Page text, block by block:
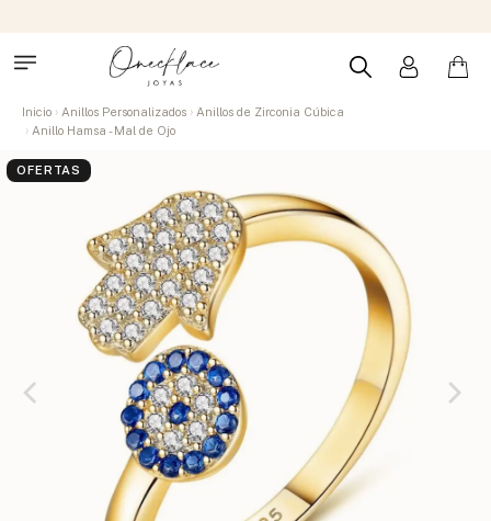
Inicio Anillos Personalizados
Anillos de Zirconia Cúbica
Anillo Hamsa - Mal de Ojo
OFERTAS